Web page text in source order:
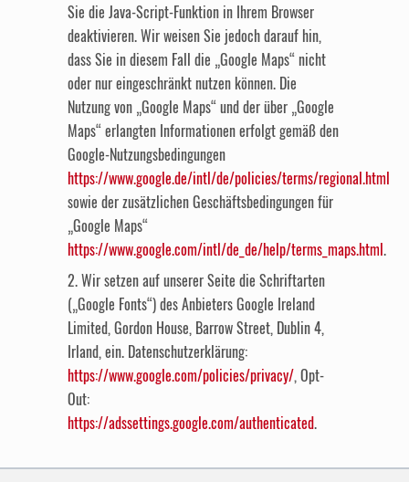
Sie die Java-Script-Funktion in Ihrem Browser
deaktivieren. Wir weisen Sie jedoch darauf hin,
dass Sie in diesem Fall die „Google Maps“ nicht
oder nur eingeschränkt nutzen können. Die
Nutzung von „Google Maps“ und der über „Google
Maps“ erlangten Informationen erfolgt gemäß den
Google-Nutzungsbedingungen
https://www.google.de/intl/de/policies/terms/regional.html
sowie der zusätzlichen Geschäftsbedingungen für
„Google Maps“
https://www.google.com/intl/de_de/help/terms_maps.html.
2. Wir setzen auf unserer Seite die Schriftarten
(„Google Fonts“) des Anbieters Google Ireland
Limited, Gordon House, Barrow Street, Dublin 4,
Irland, ein. Datenschutzerklärung:
https://www.google.com/policies/privacy/, Opt-
Out:
https://adssettings.google.com/authenticated.